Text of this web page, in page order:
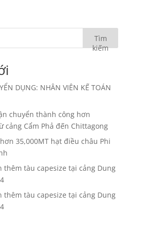
Tìm
kiếm
DỤNG: NHÂN VIÊN KẾ TOÁN
chuyển thành công hơn
cảng Cẩm Phả đến Chittagong
35,000MT hạt điều châu Phi
thêm tàu capesize tại cảng Dung
thêm tàu capesize tại cảng Dung